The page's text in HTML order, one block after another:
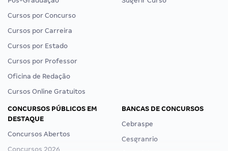
Cursos por Concurso
Cursos por Carreira
Cursos por Estado
Cursos por Professor
Oficina de Redação
Cursos Online Gratuitos
CONCURSOS PÚBLICOS EM
DESTAQUE
Concursos Abertos
Concursos 2026
BANCAS DE CONCURSOS
Cebraspe
Cesgranrio